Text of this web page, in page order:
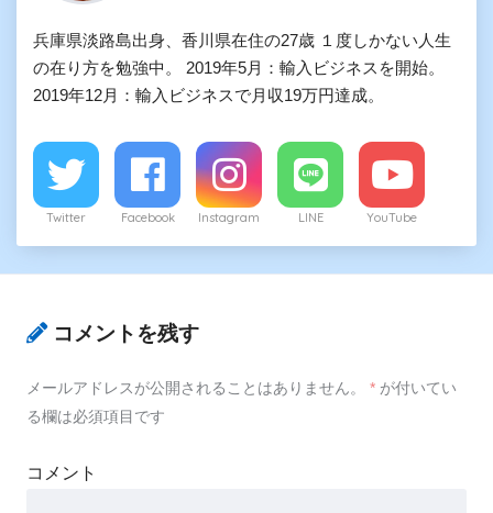
兵庫県淡路島出身、香川県在住の27歳 １度しかない人生
の在り方を勉強中。 2019年5月：輸入ビジネスを開始。
2019年12月：輸入ビジネスで月収19万円達成。
Twitter Facebook Instagram LINE YouTube
コメントを残す
メールアドレスが公開されることはありません。 * が付いてい
る欄は必須項目です
コメント